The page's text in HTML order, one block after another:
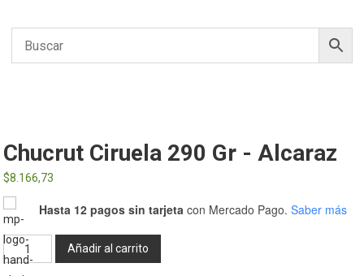
Chucrut Ciruela 290 Gr - Alcaraz
$8.166,73
Hasta 12 pagos sin tarjeta con Mercado Pago. Saber más
Chucrut
Ciruela
Añadir al carrito